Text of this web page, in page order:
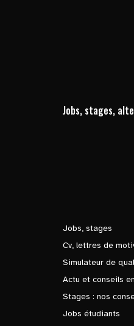
Jobs, stages,
Jobs, stages
Cv, lettres de
Simulateur de
Actu et conseils
Stages : nos
Jobs étudiants